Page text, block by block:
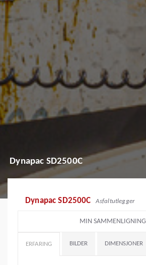
Dynapac SD2500C
Dynapac SD2500C Asfaltutlegger
MIN SAMMENLIGNING
ERFARING BILDER DIMENSJONER